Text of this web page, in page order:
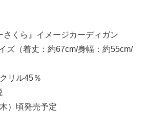
さくら』イメージカーディガン
ズ（着丈：約67cm/身幅：約55cm/
リル45％
）頃発売予定